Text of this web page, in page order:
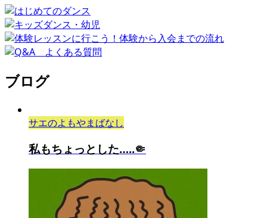
ブログ
サエのよもやまばなし
私もちょっとした…..🤏